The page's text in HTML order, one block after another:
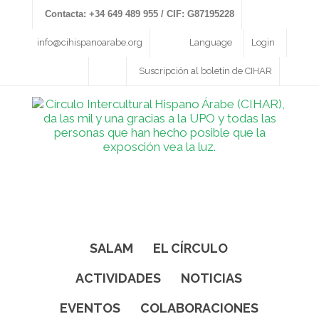
Contacta: +34 649 489 955 / CIF: G87195228
info@cihispanoarabe.org Login
Language
Suscripción al boletín de CIHAR
SALAM
EL CÍRCULO
ACTIVIDADES
NOTICIAS
EVENTOS
COLABORACIONES